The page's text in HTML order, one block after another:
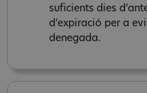
suficients dies
d’expiració per a
denegada.